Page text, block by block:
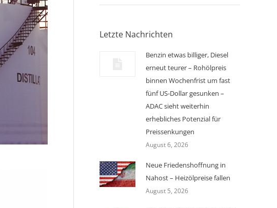
Letzte Nachrichten
Benzin etwas billiger, Diesel
erneut teurer – Rohölpreis
binnen Wochenfrist um fast
fünf US-Dollar gesunken –
ADAC sieht weiterhin
erhebliches Potenzial für
Preissenkungen
August 6, 2026
Neue Friedenshoffnung in
Nahost – Heizölpreise fallen
August 5, 2026